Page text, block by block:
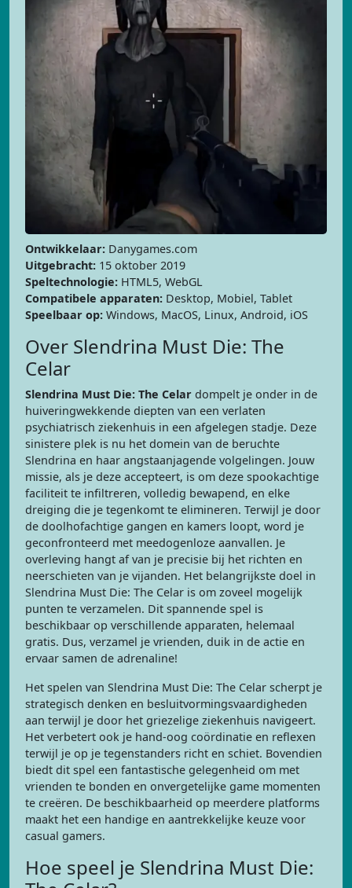
Ontwikkelaar: Danygames.com
Uitgebracht: 15 oktober 2019
Speltechnologie: HTML5, WebGL
Compatibele apparaten: Desktop, Mobiel, Tablet
Speelbaar op: Windows, MacOS, Linux, Android, iOS
Over Slendrina Must Die: The
Celar
Slendrina Must Die: The Celar dompelt je onder in de
huiveringwekkende diepten van een verlaten
psychiatrisch ziekenhuis in een afgelegen stadje. Deze
sinistere plek is nu het domein van de beruchte
Slendrina en haar angstaanjagende volgelingen. Jouw
missie, als je deze accepteert, is om deze spookachtige
faciliteit te infiltreren, volledig bewapend, en elke
dreiging die je tegenkomt te elimineren. Terwijl je door
de doolhofachtige gangen en kamers loopt, word je
geconfronteerd met meedogenloze aanvallen. Je
overleving hangt af van je precisie bij het richten en
neerschieten van je vijanden. Het belangrijkste doel in
Slendrina Must Die: The Celar is om zoveel mogelijk
punten te verzamelen. Dit spannende spel is
beschikbaar op verschillende apparaten, helemaal
gratis. Dus, verzamel je vrienden, duik in de actie en
ervaar samen de adrenaline!
Het spelen van Slendrina Must Die: The Celar scherpt je
strategisch denken en besluitvormingsvaardigheden
aan terwijl je door het griezelige ziekenhuis navigeert.
Het verbetert ook je hand-oog coördinatie en reflexen
terwijl je op je tegenstanders richt en schiet. Bovendien
biedt dit spel een fantastische gelegenheid om met
vrienden te bonden en onvergetelijke game momenten
te creëren. De beschikbaarheid op meerdere platforms
maakt het een handige en aantrekkelijke keuze voor
casual gamers.
Hoe speel je Slendrina Must Die: